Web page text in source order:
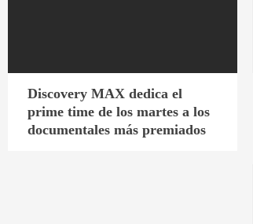
Discovery MAX dedica el
prime time de los martes a los
documentales más premiados